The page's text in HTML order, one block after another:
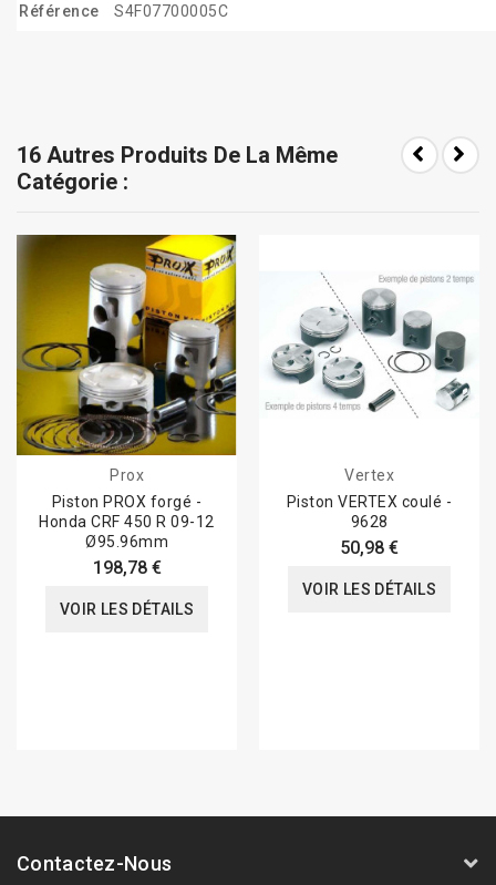
Référence S4F07700005C
16 Autres Produits De La Même
Catégorie :
Prox
Piston PROX forgé -
Honda CRF 450 R 09-12
Ø95.96mm
198,78 €
VOIR LES DÉTAILS
Vertex
Piston VERTEX coulé -
9628
50,98 €
VOIR LES DÉTAILS
Contactez-Nous